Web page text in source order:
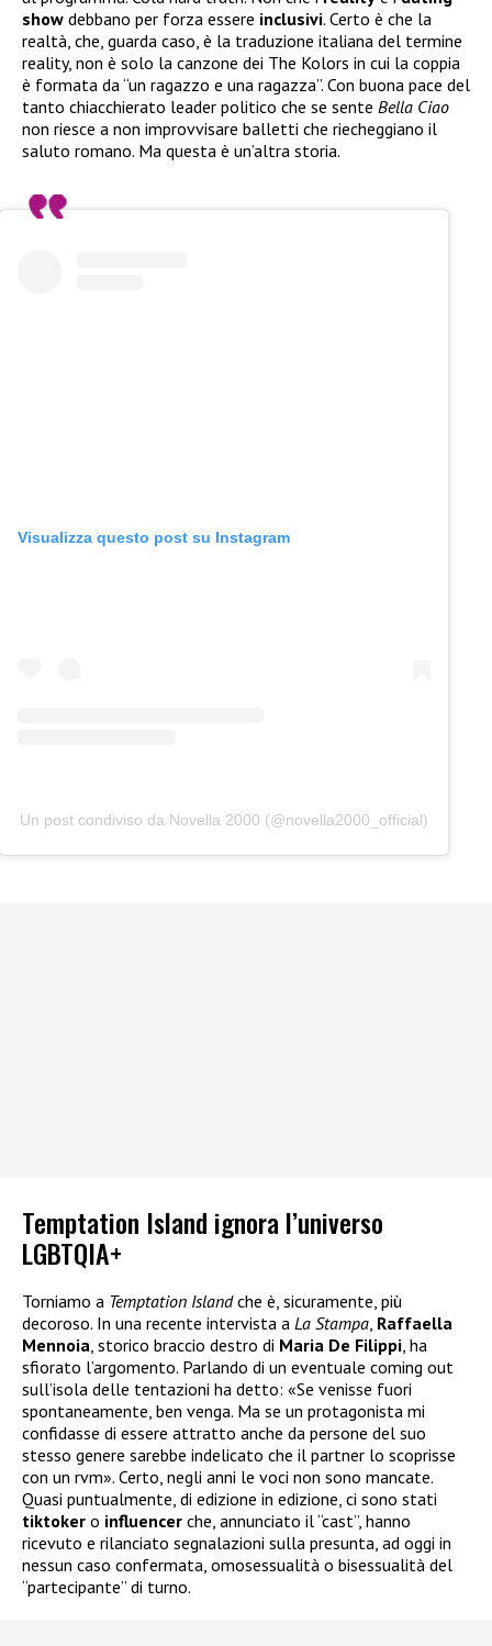
show debbano per forza essere inclusivi. Certo è che la
realtà, che, guarda caso, è la traduzione italiana del termine
reality, non è solo la canzone dei The Kolors in cui la coppia
è formata da “un ragazzo e una ragazza”. Con buona pace del
tanto chiacchierato leader politico che se sente Bella Ciao
non riesce a non improvvisare balletti che riecheggiano il
saluto romano. Ma questa è un’altra storia.
Visualizza questo post su Instagram
Un post condiviso da Novella 2000 (@novella2000_official)
Temptation Island ignora l’universo
LGBTQIA+
Torniamo a Temptation Islandche è, sicuramente, più
decoroso. In una recente intervista a La Stampa, Raffaella
Mennoia, storico braccio destro di Maria De Filippi, ha
sfiorato l’argomento. Parlando di un eventuale coming out
sull’isola delle tentazioni ha detto: «Se venisse fuori
spontaneamente, ben venga. Ma se un protagonista mi
confidasse di essere attratto anche da persone del suo
stesso genere sarebbe indelicato che il partner lo scoprisse
con un rvm». Certo, negli anni le voci non sono mancate.
Quasi puntualmente, di edizione in edizione, ci sono stati
tiktoker o influencer che, annunciato il “cast”, hanno
ricevuto e rilanciato segnalazioni sulla presunta, ad oggi in
nessun caso confermata, omosessualità o bisessualità del
“partecipante” di turno.